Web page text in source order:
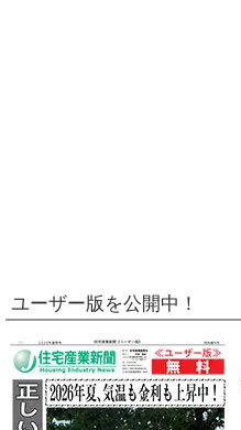
ユーザー版を公開中！